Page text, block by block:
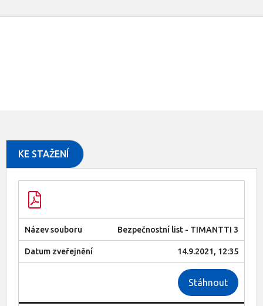
KE STAŽENÍ
Bezpečnostní list - TIMANTTI 3
14.9.2021, 12:35
Stáhnout